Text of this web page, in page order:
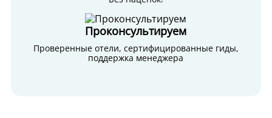
Проконсультируем
Проверенные отели, сертифицированные гиды,
поддержка менеджера